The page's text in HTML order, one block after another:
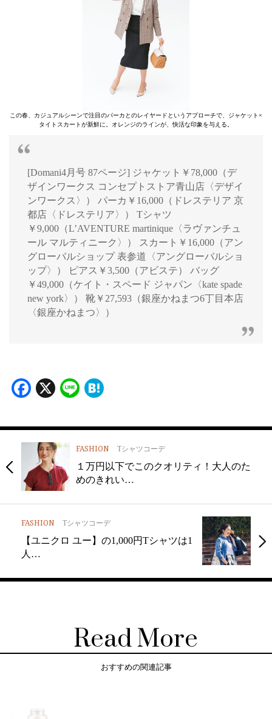
この春、カジュアルシーンで注目のパーカとのレイヤードというアプローチで、ジャケット×
タイトスカートが新鮮に。オレンジのラインが、快活な印象を与える。
[Domani4月号 87ページ] ジャケット￥78,000（デ
ザインワークス コンセプトストア青山店〈デザイ
ンワークス〉） パーカ￥16,000（ドレステリア 京
都店〈ドレステリア〉） Tシャツ
￥9,000（L’AVENTURE martinique〈ラヴァンチュ
ール マルティニーク〉） スカート￥16,000（アン
グローバルショップ 表参道〈アングローバルショ
ップ〉） ピアス￥3,500（アビステ） バッグ
￥49,000（ケイト・スペード ジャパン〈kate spade
new york〉） 靴￥27,593（銀座かねまつ6丁目本店
〈銀座かねまつ〉）
Facebook
X Line
FASHION Tシャツコーデ
１万円以下でこのクオリティ！大人のた
めのきれい…
FASHION Tシャツコーデ
【ユニクロ ユー】の1,000円Tシャツは1
人…
Read More
おすすめの関連記事